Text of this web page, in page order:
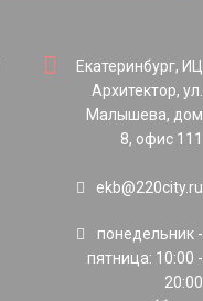
Екатеринбург, ИЦ
Архитектор, ул.
Малышева, дом
8, офис 111
ekb@220city.ru
понедельник -
пятница: 10:00 -
20:00